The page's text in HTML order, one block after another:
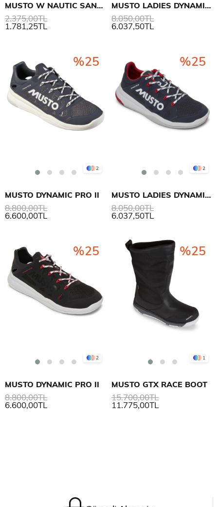
MUSTO W NAUTIC SANDAL
1.781,25TL
2.375,00TL
MUSTO LADIES DYNAMIC PRO II ADAPT
6.037,50TL
8.050,00TL
2
MUSTO DYNAMIC PRO II
6.600,00TL
8.800,00TL
%25
2
MUSTO LADIES DYNAMIC PRO II ADAPT
6.037,50TL
8.050,00TL
%25
2
MUSTO DYNAMIC PRO II
6.600,00TL
8.800,00TL
%25
1
MUSTO GTX RACE BOOT
11.775,00TL
15.700,00TL
%25